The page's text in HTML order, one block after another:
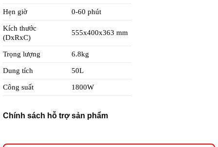
Hẹn giờ 0-60 phút
Kích thước
(DxRxC)
555x400x363 mm
Trọng lượng 6.8kg
Dung tích 50L
Công suất 1800W
Chính sách hỗ trợ sản phẩm